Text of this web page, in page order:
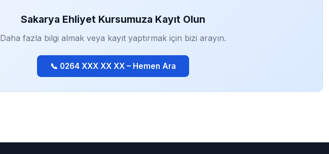
Sakarya Ehliyet Kursumuza Kayıt Olun
Daha fazla bilgi almak veya kayıt yaptırmak için bizi arayın.
📞 0264 XXX XX XX – Hemen Ara